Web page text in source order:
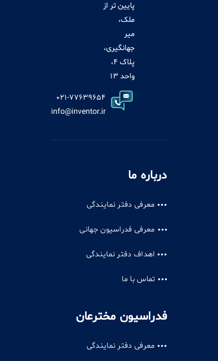
پایین تر از
ملک،
میر
جهانگیری،
پلاک 4،
واحد 13
021-77639654
info@inventor.ir
درباره ما
معرفی دفتر نمایندگی
معرفی فدراسیون جهانی
اهداف دفتر نمایندگی
تماس با ما
فدراسیون مخترعان
معرفی دفتر نمایندگی